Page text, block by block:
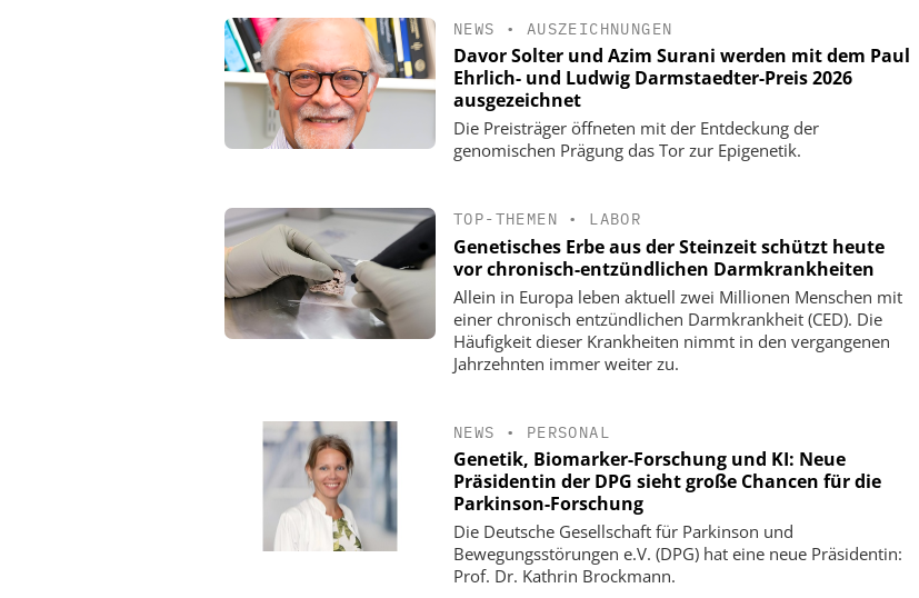
NEWS • AUSZEICHNUNGEN
Davor Solter und Azim Surani werden mit dem Paul
Ehrlich- und Ludwig Darmstaedter-Preis 2026
ausgezeichnet
Die Preisträger öffneten mit der Entdeckung der
genomischen Prägung das Tor zur Epigenetik.
TOP-THEMEN • LABOR
Genetisches Erbe aus der Steinzeit schützt heute
vor chronisch-entzündlichen Darmkrankheiten
Allein in Europa leben aktuell zwei Millionen Menschen mit
einer chronisch entzündlichen Darmkrankheit (CED). Die
Häufigkeit dieser Krankheiten nimmt in den vergangenen
Jahrzehnten immer weiter zu.
NEWS • PERSONAL
Genetik, Biomarker-Forschung und KI: Neue
Präsidentin der DPG sieht große Chancen für die
Parkinson-Forschung
Die Deutsche Gesellschaft für Parkinson und
Bewegungsstörungen e.V. (DPG) hat eine neue Präsidentin:
Prof. Dr. Kathrin Brockmann.